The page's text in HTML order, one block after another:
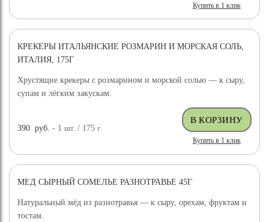
Купить в 1 клик
КРЕКЕРЫ ИТАЛЬЯНСКИЕ РОЗМАРИН И МОРСКАЯ СОЛЬ,
ИТАЛИЯ, 175Г
Хрустящие крекеры с розмарином и морской солью — к сыру,
супам и лёгким закускам.
390 руб. - 1шт. / 175г
Купить в 1 клик
МЕД СЫРНЫЙ СОМЕЛЬЕ РАЗНОТРАВЬЕ 45Г
Натуральный мёд из разнотравья — к сыру, орехам, фруктам и
тостам.